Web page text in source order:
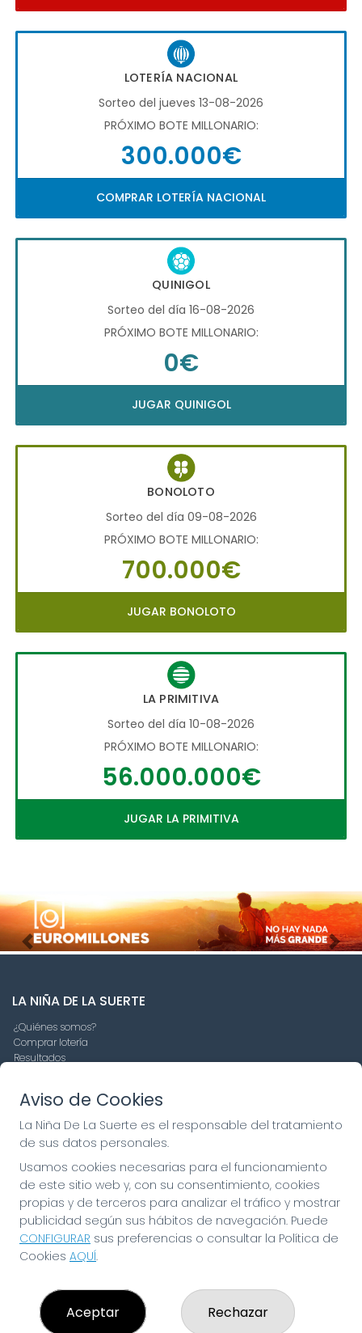
LOTERÍA NACIONAL
Sorteo del jueves 13-08-2026
PRÓXIMO BOTE MILLONARIO:
300.000€
COMPRAR LOTERÍA NACIONAL
QUINIGOL
Sorteo del día 16-08-2026
PRÓXIMO BOTE MILLONARIO:
0€
JUGAR QUINIGOL
BONOLOTO
Sorteo del día 09-08-2026
PRÓXIMO BOTE MILLONARIO:
700.000€
JUGAR BONOLOTO
LA PRIMITIVA
Sorteo del día 10-08-2026
PRÓXIMO BOTE MILLONARIO:
56.000.000€
JUGAR LA PRIMITIVA
Imagen anterior
LA NIÑA DE LA SUERTE
¿Quiénes somos?
Comprar lotería
Resultados
Compra en SELAE
Peñas
Boletos digitales
Acceso
Registro
CONTACTO
ADMINISTRACION DE LOTERIAS: 19-FUENLABRADA -
RECEPTOR OFICIAL: 97910
916429571
CASTILLA LA NUEVA, 12
Fuenlabrada, 28941
Aviso de Cookies
La Niña De La Suerte es el responsable del tratamiento
de sus datos personales.
Usamos cookies necesarias para el funcionamiento
de este sitio web y, con su consentimiento, cookies
propias y de terceros para analizar el tráfico y mostrar
publicidad según sus hábitos de navegación. Puede
CONFIGURAR sus preferencias o consultar la Política de
Cookies AQUÍ.
Aceptar Rechazar